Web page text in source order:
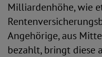
Milliardenhöhe, wie
Angehörige, aus
bezahlt, bringt diese